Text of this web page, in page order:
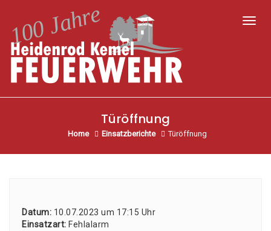
Türöffnung
Home Einsatzberichte Türöffnung
Datum: 10.07.2023 um 17:15 Uhr
Ein­satz­art: Fehl­alarm